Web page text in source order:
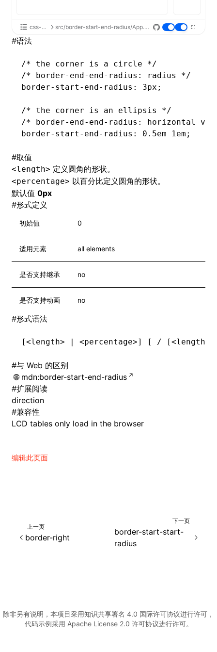
css-api src/border-start-end-radius/App.tsx
#语法
/* the corner is a circle */
/* border-end-end-radius: radius */
border-start-end-radius : 3px;
/* the corner is an ellipsis */
/* border-end-end-radius: horizontal
border-start-end-radius : 0 .5em 1em;
#取值
<length> 定义圆角的形状。
<percentage> 以百分比定义圆角的形状。
默认值 0px
#形式定义
初始值 0
适用元素 all elements
是否支持继承 no
是否支持动画 no
#形式语法
[<length> | <percentage>] [ / [<length>
#与 Web 的区别
mdn:border-start-end-radius
#扩展阅读
direction
#兼容性
LCD tables only load in the browser
编辑此页面
上一页
border-right
下一页
border-start-start-
radius
除非另有说明，本项目采用知识共享署名 4.0 国际许可协议进行许可，
代码示例采用 Apache License 2.0 许可协议进行许可。